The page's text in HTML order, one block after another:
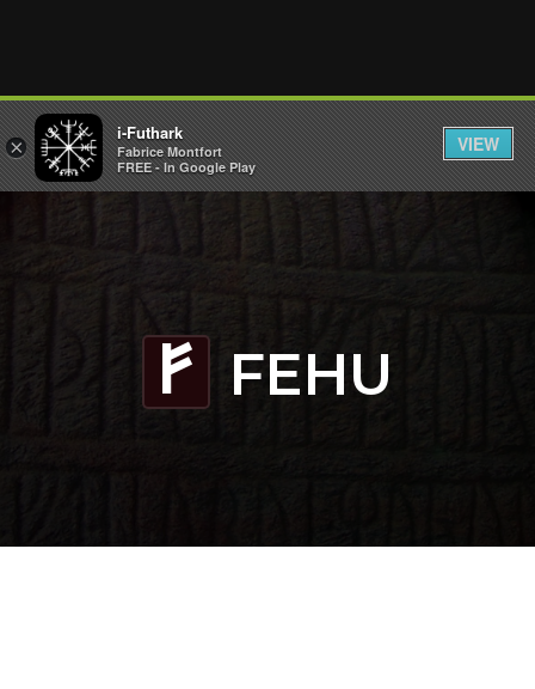
F FEHU
×
i-Futhark
Fabrice Montfort
FREE - In Google Play
VIEW